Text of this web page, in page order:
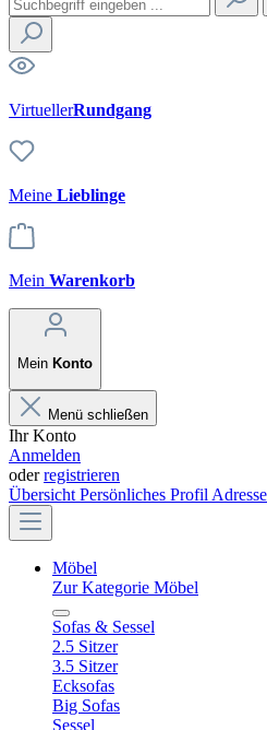
VirtuellerRundgang
Meine Lieblinge
Mein Warenkorb
Mein Konto
Menü schließen
Ihr Konto
Anmelden
oderregistrieren
Übersicht Persönliches Profil
Möbel
Zur Kategorie Möbel
Sofas & Sessel
2.5 Sitzer
3.5 Sitzer
Ecksofas
Big Sofas
Sessel